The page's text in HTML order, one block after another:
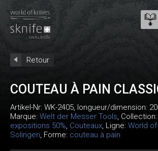
Retour
COUTEAU À PAIN
Artikel-Nr: WK-2405, longueur/dimension:
Marque: Welt der Messer Tools, Collection:
expositions 50%, Couteaux, Ligne: World
Solingen, Forme: couteau à pain